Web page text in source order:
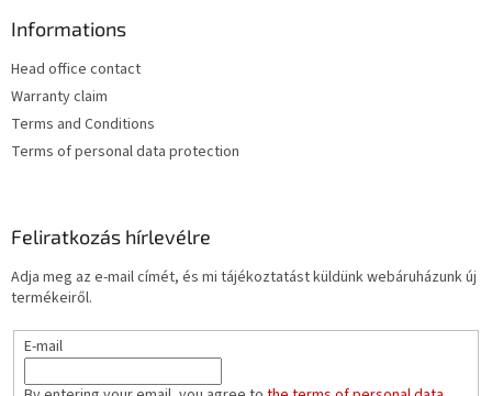
Informations
Head office contact
Warranty claim
Terms and Conditions
Terms of personal data protection
Feliratkozás hírlevélre
Adja meg az e-mail címét, és mi tájékoztatást küldünk webáruházunk új
termékeiről.
E-mail